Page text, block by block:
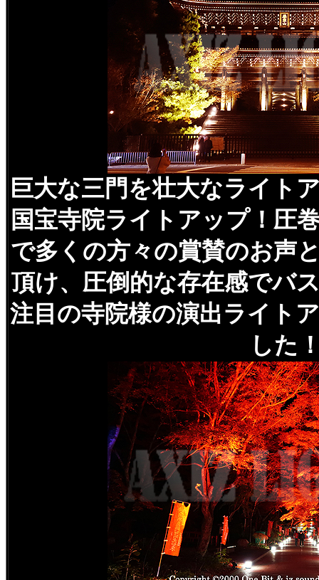
巨大な三門を壮大なライト
国宝寺院ライトアップ！圧
で多くの方々の賞賛のお声
頂け、圧倒的な存在感でバ
注目の寺院様の演出ライト
した